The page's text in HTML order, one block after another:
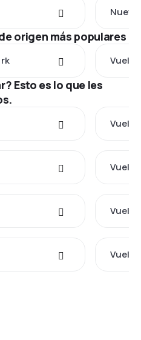
Nueva
origen más populares
Esto es lo que les